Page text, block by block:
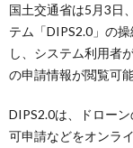
国土交通省は5月3日
テム「DIPS2.0」の
し、システム利用者
の申請情報が閲覧可
DIPS2.0は、ドロー
可申請などをオンラ